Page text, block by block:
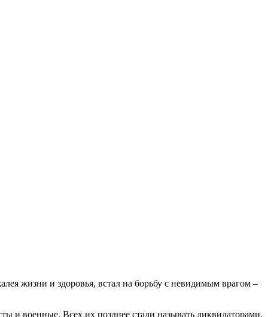
жизни и здоровья, встал на борьбу с невидимым врагом –
и военные. Всех их позднее стали называть ликвидаторами.